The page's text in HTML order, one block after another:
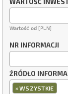
Wartość od [PLN]
NR INFORMACJI
ŹRÓDŁO
×WSZYSTKIE